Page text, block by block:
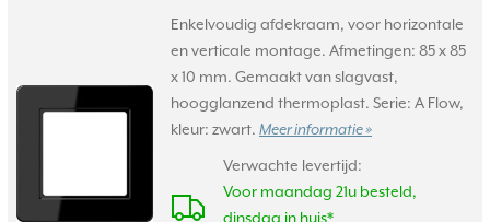
Enkelvoudig afdekraam, voor horizontale
en verticale montage. Afmetingen: 85 x 85
x 10 mm. Gemaakt van slagvast,
hoogglanzend thermoplast. Serie: A Flow,
kleur: zwart. Meer informatie »
Verwachte levertijd:
Voor maandag 21u besteld,
dinsdag in huis*